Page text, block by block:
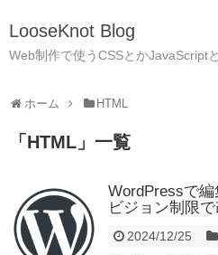
LooseKnot Blog
Web制作で使うCSSとかJavaScript
ホーム HTML
「 HTML 」 一覧
WordPressで
ビジョン制限
2024/12/25